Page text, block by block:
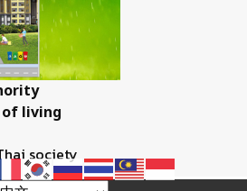
living
society